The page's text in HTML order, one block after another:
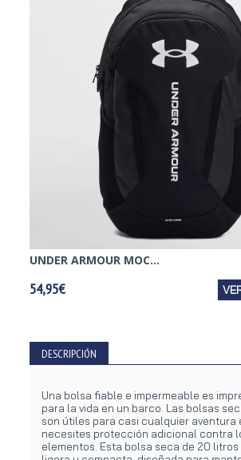
UNDER ARMOUR MOC...
54,95€
DESCRIPCIÓN
Una bolsa fiable e impermeable es
para la vida en un barco. Las bolsas
son útiles para casi cualquier aventura
necesites protección adicional contra
elementos. Esta bolsa seca de 20 litros